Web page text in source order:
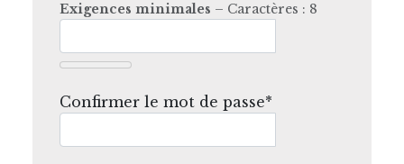
Exigences minimales – Caractères : 8
Confirmer le mot de passe*